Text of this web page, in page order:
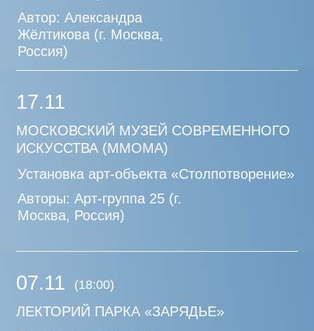
Кураторы: Анна Малик-Короленкова
и Роман Ермаков
Автор: Диана Воуба (г. Москва, Россия)
Установка арт-объекта «Алфавитяне.
Игра в алфавит»
ИНОВАЦИОННЫЙ ЦЕНТР «СКОЛКОВО»,
ТЕРРИТОРИЯ ДЕТСКОЙ ПЛОЩАДКИ У
ЖК «МИЛЬФЕЙ» И МЕЖДУНАРОДНОЙ
ГИМНАЗИИ «СКОЛКОВО»
10.09
ИНОВАЦИОННЫЙ ЦЕНТР «СКОЛКОВО»,
САД ТЕХНОПАРКА